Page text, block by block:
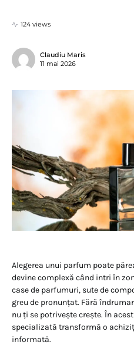
124 views
Claudiu Maris
11 mai 2026
Alegerea unui parfum poate
devine complexă când intri în
case de parfumuri, sute de
greu de pronunțat. Fără
nu ți se potrivește crește. În
specializată transformă o
informată.